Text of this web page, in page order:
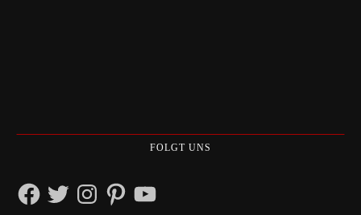
FOLGT UNS
FacebookTwitterInstagramPinterestYouTube